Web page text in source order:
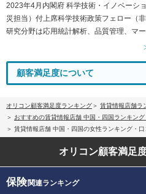
2023年4月内閣府 科学技術・イノベーシ
災担当）付上席科学技術政策フェロー（非
研究分野は応用統計解析、品質管理、マー
顧客満足度について
オリコン顧客満足度ランキング
賃貸情報店舗ラ
おすすめの賃貸情報店舗 中国・四国ランキング
賃貸情報店舗 中国・四国の女性ランキング・口
オリコン顧客満足
保険関連ランキング